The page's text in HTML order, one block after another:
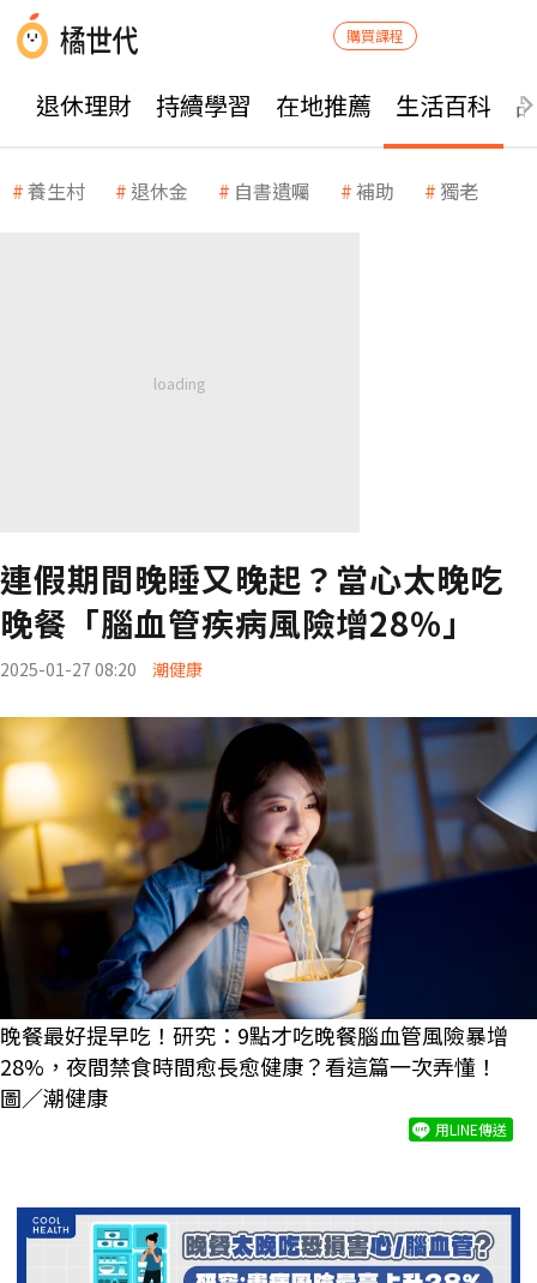
購買課程
退休理財 持續學習 在地推薦 生活百科
養生村 退休金 自書遺囑 補助 獨老
連假期間晚睡又晚起？當心太晚吃
晚餐「腦血管疾病風險增28%」
2025-01-27 08:20 潮健康
晚餐最好提早吃！研究：9點才吃晚餐腦血管風險暴增
28%，夜間禁食時間愈長愈健康？看這篇一次弄懂！
圖／潮健康
用LINE傳送